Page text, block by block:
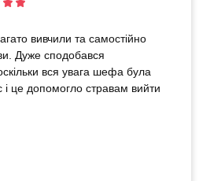
вивчили та самостійно
Дуже сподобався
вся увага шефа була
і це допомогло стравам вийти